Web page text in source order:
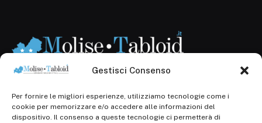
Gestisci Consenso
Per fornire le migliori esperienze, utilizziamo tecnologie come i
cookie per memorizzare e/o accedere alle informazioni del
dispositivo. Il consenso a queste tecnologie ci permetterà di
Registr. presso il Tribunale di Campobasso: 3/2013 del
14.11.2013, Cron. 1254